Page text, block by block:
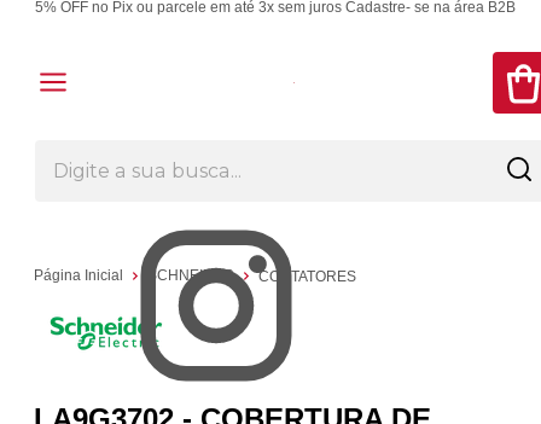
5% OFF no Pix ou parcele em até 3x sem juros Cadastre- se na área B2B
Página Inicial SCHNEIDER CONTATORES